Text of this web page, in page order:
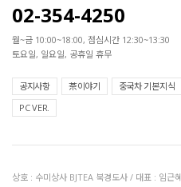
02-354-4250
월~금 10:00~18:00, 점심시간 12:30~13:30
토요일, 일요일, 공휴일 휴무
공지사항 茶이야기 중국차 기본지식
PC VER.
상호 : 수미상사 BJTEA 북경도사 / 대표 : 임근혜